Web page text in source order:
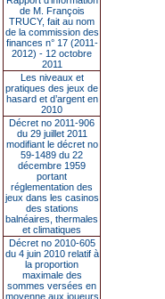
de M. François
TRUCY, fait au nom
de la commission des
finances n° 17 (2011-
2012) - 12 octobre
2011
Les niveaux et
pratiques des jeux de
hasard et d’argent en
2010
Décret no 2011-906
du 29 juillet 2011
modifiant le décret no
59-1489 du 22
décembre 1959
portant
réglementation des
jeux dans les casinos
des stations
balnéaires, thermales
et climatiques
Décret no 2010-605
du 4 juin 2010 relatif à
la proportion
maximale des
sommes versées en
moyenne aux joueurs